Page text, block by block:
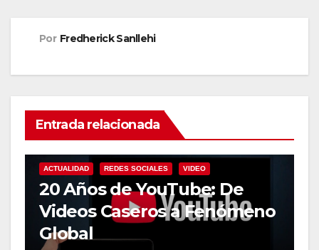
Por Fredherick Sanllehi
Entrada relacionada
ACTUALIDAD REDES SOCIALES VIDEO
20 Años de YouTube: De
Videos Caseros a Fenómeno
Global